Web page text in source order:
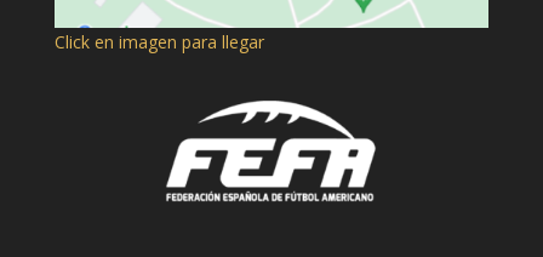
Click en imagen para llegar